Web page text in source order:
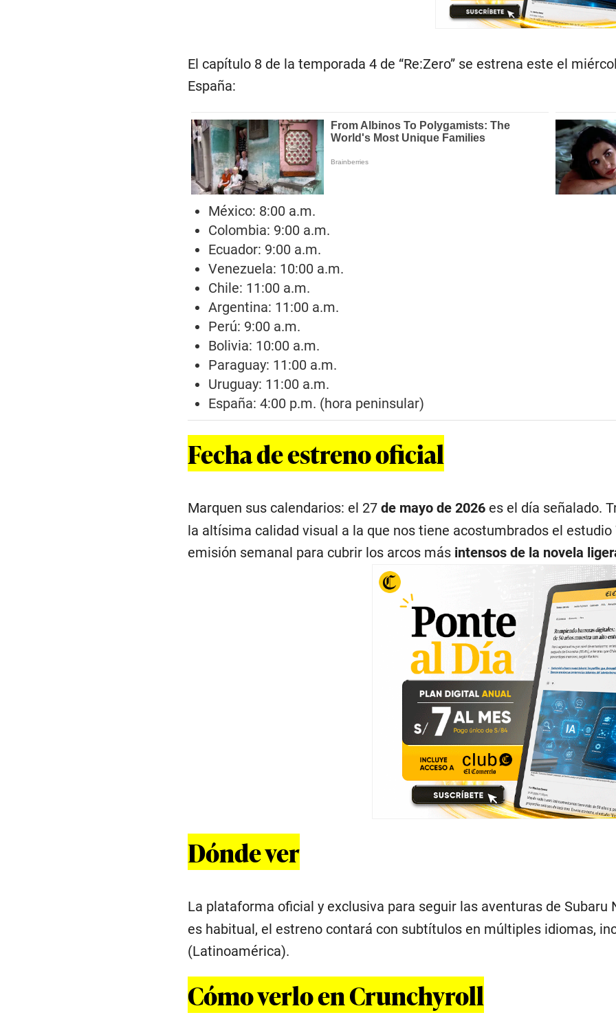
El capítulo 8 de la temporada 4 de “Re:Zero” se estrena este el
España:
México: 8:00 a.m.
Colombia: 9:00 a.m.
Ecuador: 9:00 a.m.
Venezuela: 10:00 a.m.
Chile: 11:00 a.m.
Argentina: 11:00 a.m.
Perú: 9:00 a.m.
Bolivia: 10:00 a.m.
Paraguay: 11:00 a.m.
Uruguay: 11:00 a.m.
España: 4:00 p.m. (hora peninsular)
Fecha de estreno oficial
Marquen sus calendarios: el 27 de mayo de 2026 es el día señalado.
la altísima calidad visual a la que nos tiene acostumbrados el
emisión semanal para cubrir los arcos más intensos de la novela
Dónde ver
La plataforma oficial y exclusiva para seguir las aventuras de
es habitual, el estreno contará con subtítulos en múltiples idiomas,
(Latinoamérica).
Cómo verlo en Crunchyroll